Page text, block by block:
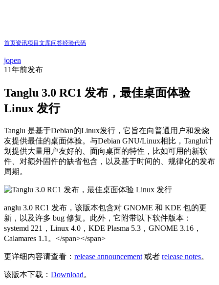
首页资讯项目文库问答经验代码
jopen
11年前发布
Tanglu 3.0 RC1 发布，最佳桌面体验
Linux 发行
Tanglu 是基于Debian的Linux发行，它旨在向普通用户和发烧
友提供最佳的桌面体验。与Debian GNU/Linux相比，Tanglu计
划提供大量用户友好的、面向桌面的特性，比如可用的新软
件、对额外固件的缺省包含，以及基于时间的、规律化的发布
周期。
anglu 3.0 RC1 发布，该版本包含对 GNOME 和 KDE 包的更
新，以及许多 bug 修复。此外，它附带以下软件版本：
systemd 221，Linux 4.0， KDE Plasma 5.3 ，GNOME 3.16，
Calamares 1.1。</span></span>
更详细内容请查看： release announcement 或者 release notes。
该版本下载： Download。